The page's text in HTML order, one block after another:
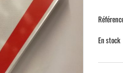
En stock